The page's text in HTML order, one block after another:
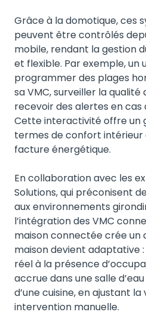
Grâce à la domotique, ces
peuvent être contrôlés
mobile, rendant la gestion
et flexible. Par exemple, un
programmer des plages
sa VMC, surveiller la qualité
recevoir des alertes en cas
Cette interactivité offre un
termes de confort intérieur
facture énergétique.
En collaboration avec les
Solutions, qui préconisent
aux environnements
l’intégration des VMC
maison connectée crée un
maison devient adaptative
réel à la présence
accrue dans une salle
d’une cuisine, en ajustant
intervention manuelle.